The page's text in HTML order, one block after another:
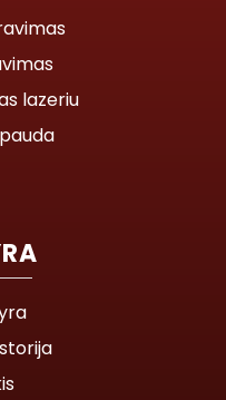
lazeriu